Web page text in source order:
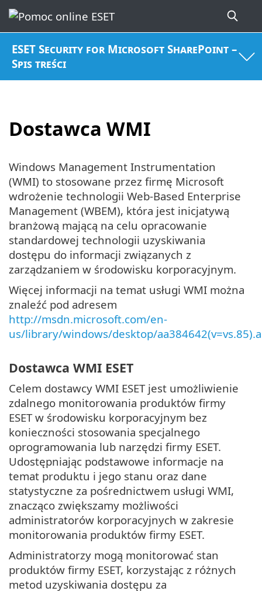
ESET Security for Microsoft SharePoint –
Spis treści
Dostawca WMI
Windows Management Instrumentation
(WMI) to stosowane przez firmę Microsoft
wdrożenie technologii Web-Based Enterprise
Management (WBEM), która jest inicjatywą
branżową mającą na celu opracowanie
standardowej technologii uzyskiwania
dostępu do informacji związanych z
zarządzaniem w środowisku korporacyjnym.
Więcej informacji na temat usługi WMI można
znaleźć pod adresem
http://msdn.microsoft.com/en-
us/library/windows/desktop/
Dostawca WMI ESET
Celem dostawcy WMI ESET jest umożliwienie
zdalnego monitorowania produktów firmy
ESET w środowisku korporacyjnym bez
konieczności stosowania specjalnego
oprogramowania lub narzędzi firmy ESET.
Udostępniając podstawowe informacje na
temat produktu i jego stanu oraz dane
statystyczne za pośrednictwem usługi WMI,
znacząco zwiększamy możliwości
administratorów korporacyjnych w zakresie
monitorowania produktów firmy ESET.
Administratorzy mogą monitorować stan
produktów firmy ESET, korzystając z różnych
metod uzyskiwania dostępu za